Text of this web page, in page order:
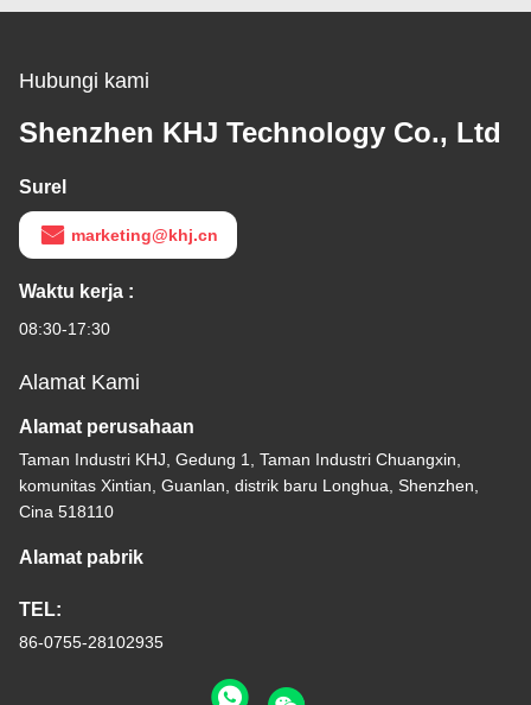
Hubungi kami
Shenzhen KHJ Technology Co., Ltd
Surel
marketing@khj.cn
Waktu kerja :
08:30-17:30
Alamat Kami
Alamat perusahaan
Taman Industri KHJ, Gedung 1, Taman Industri Chuangxin,
komunitas Xintian, Guanlan, distrik baru Longhua, Shenzhen,
Cina 518110
Alamat pabrik
TEL:
86-0755-28102935